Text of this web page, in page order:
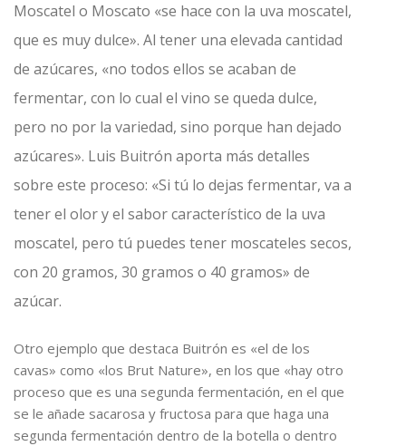
Moscatel o Moscato «se hace con la uva moscatel,
que es muy dulce». Al tener una elevada cantidad
de azúcares, «no todos ellos se acaban de
fermentar, con lo cual el vino se queda dulce,
pero no por la variedad, sino porque han dejado
azúcares». Luis Buitrón aporta más detalles
sobre este proceso: «Si tú lo dejas fermentar, va a
tener el olor y el sabor característico de la uva
moscatel, pero tú puedes tener moscateles secos,
con 20 gramos, 30 gramos o 40 gramos» de
azúcar.
Otro ejemplo que destaca Buitrón es «el de los
cavas» como «los Brut Nature», en los que «hay otro
proceso que es una segunda fermentación, en el que
se le añade sacarosa y fructosa para que haga una
segunda fermentación dentro de la botella o dentro